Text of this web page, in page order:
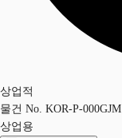
상업적
물건 No. KOR-P-000GJM
상업용